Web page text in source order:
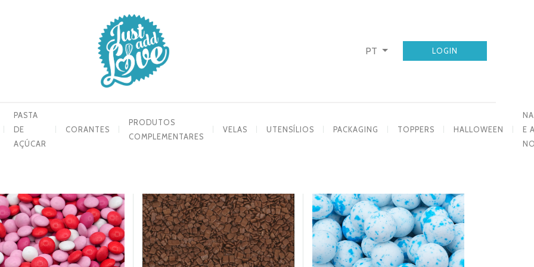
PT LOGIN
PASTA
DE
AÇÚCAR
CORANTES
PRODUTOS
COMPLEMENTARES
VELAS UTENSÍLIOS PACKAGING TOPPERS HALLOWEEN
E